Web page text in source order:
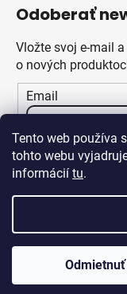
Tento web používa
tohto webu
informácií tu.
Odmietnuť
Odoberať
Vložte svoj e-mail
o nových
Email
Vložením e-
osobných údajov
PRIHLÁSIŤ
Copyright